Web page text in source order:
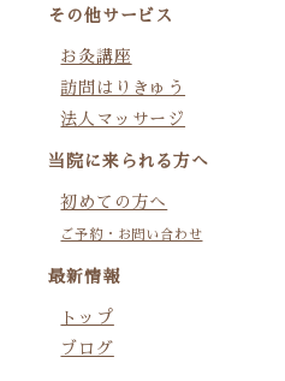
その他サービス
お灸講座
訪問はりきゅう
法人マッサージ
当院に来られる方へ
初めての方へ
ご予約・お問い合わせ
最新情報
トップ
ブログ